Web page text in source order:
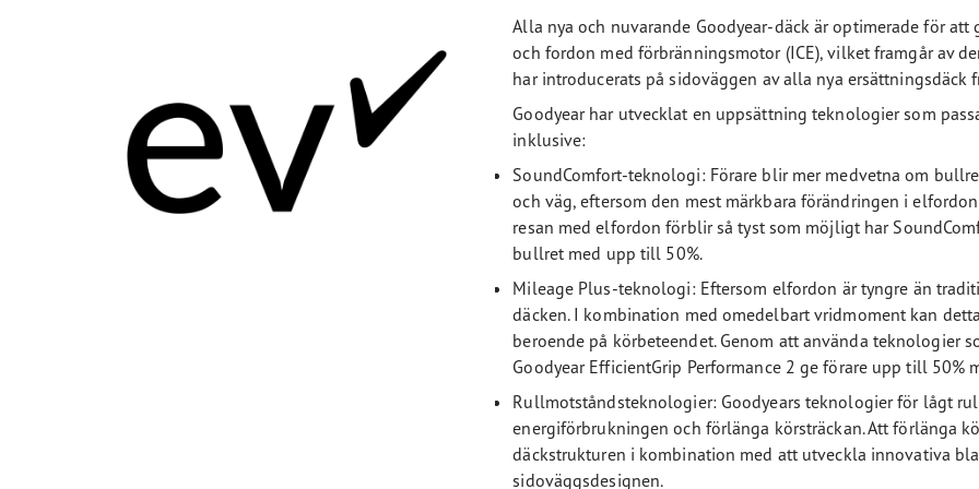
Alla nya och nuvarande Goodyear-däck är optimerade för
och fordon med förbränningsmotor (ICE), vilket framgår av
har introducerats på sidoväggen av alla nya ersättningsdäck
Goodyear har utvecklat en uppsättning teknologier som
inklusive:
SoundComfort-teknologi: Förare blir mer medvetna om
och väg, eftersom den mest märkbara förändringen i
resan med elfordon förblir så tyst som möjligt har
bullret med upp till 50%.
Mileage Plus-teknologi: Eftersom elfordon är tyngre än
däcken. I kombination med omedelbart vridmoment kan
beroende på körbeteendet. Genom att använda teknologier
Goodyear EfficientGrip Performance 2 ge förare upp till 50%
Rullmotståndsteknologier: Goodyears teknologier för lågt
energiförbrukningen och förlänga körsträckan. Att förlänga
däckstrukturen i kombination med att utveckla innovativa
sidoväggsdesignen.